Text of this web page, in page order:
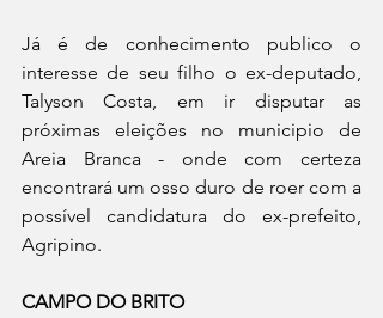
Já é de conhecimento publico o
interesse de seu filho o ex-deputado,
Talyson Costa, em ir disputar as
próximas eleições no municipio de
Areia Branca - onde com certeza
encontrará um osso duro de roer com a
possível candidatura do ex-prefeito,
Agripino.
CAMPO DO BRITO